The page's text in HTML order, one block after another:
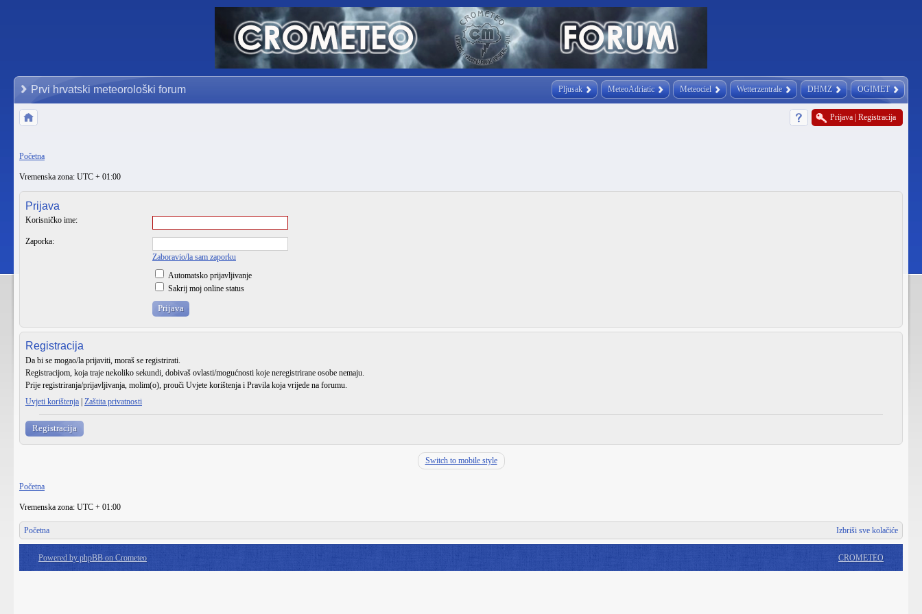
Pljusak MeteoAdriatic Meteociel Wetterzentrale DHMZ OGIMET
Prvi hrvatski meteorološki forum
Prijava Registracija
Početna
Vremenska zona: UTC + 01:00
Prijava
Korisničko ime:
Zaporka:
Zaboravio/la sam zaporku
Automatsko prijavljivanje
Sakrij moj online status
Registracija
Da bi se mogao/la prijaviti, moraš se registrirati.
Registracijom, koja traje nekoliko sekundi, dobivaš ovlasti/mogućnosti koje neregistrirane osobe nemaju.
Prije registriranja/prijavljivanja, molim(o), prouči Uvjete korištenja i Pravila koja vrijede na forumu.
Uvjeti korištenja Zaštita privatnosti
Registracija
Switch to mobile style
Početna
Vremenska zona: UTC + 01:00
Početna Izbriši sve kolačiće
Powered by phpBB on Crometeo CROMETEO